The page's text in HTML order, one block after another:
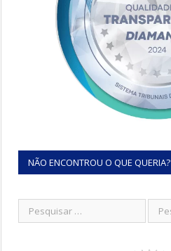
NÃO ENCONTROU O QUE QUERIA?